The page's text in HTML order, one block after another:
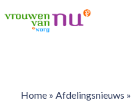
Home» Afdelingsnieuws »